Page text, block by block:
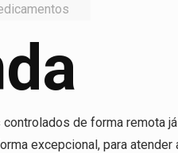
de forma remota
excepcional, para